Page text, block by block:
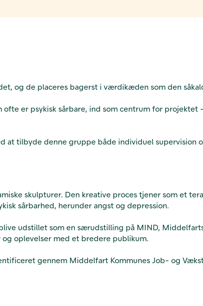
og de placeres bagerst i værdikæden som den
er psykisk sårbare, ind som centrum for
tilbyde denne gruppe både individuel supervision
skulpturer. Den kreative proces tjener som et
sårbarhed, herunder angst og depression.
udstillet som en særudstilling på MIND,
oplevelser med et bredere publikum.
gennem Middelfart Kommunes Job- og